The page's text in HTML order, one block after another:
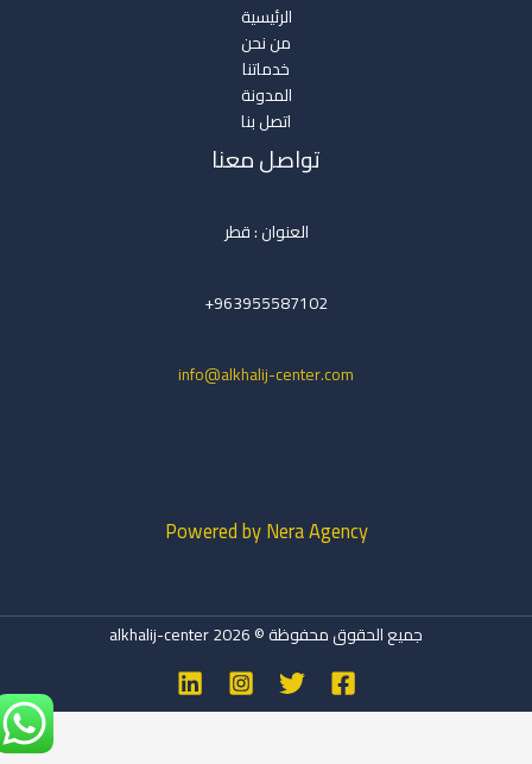
الرئيسية
من نحن
خدماتنا
المدونة
اتصل بنا
تواصل معنا
العنوان : قطر
963955587102+
info@alkhalij-center.com
Powered by Nera Agency
جميع الحقوق محفوظة © 2026 alkhalij-center